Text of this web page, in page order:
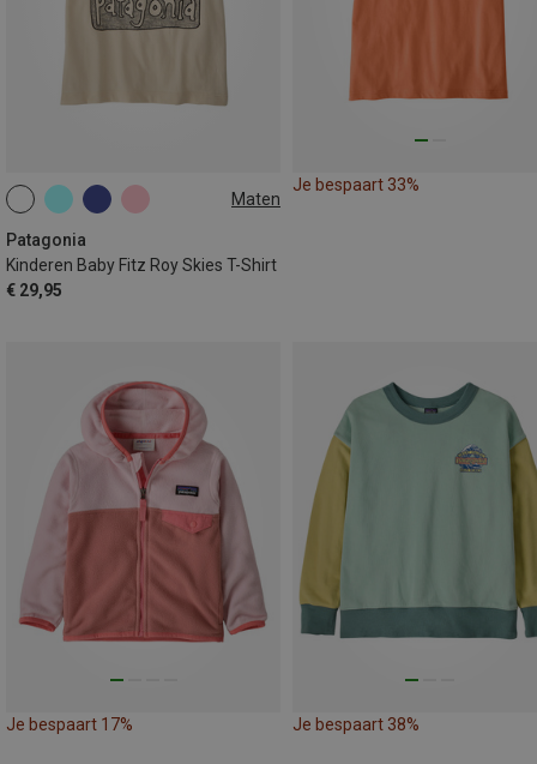
Maten
Patagonia
Kinderen Baby Fitz Roy Skies T-Shirt
€ 29,95
79 84
Je bespaart 33%
Je bespaart 17% Je bespaart 38%